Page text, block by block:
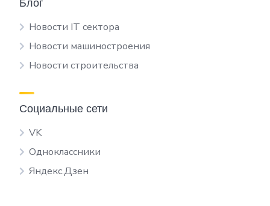
Новости IT сектора
Новости машиностроения
Новости строительства
Социальные сети
VK
Одноклассники
Яндекс.Дзен